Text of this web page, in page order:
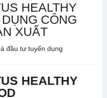
HEALTHY
CÔNG
XUẤT
đầu tư tuyển dụng
HEALTHY